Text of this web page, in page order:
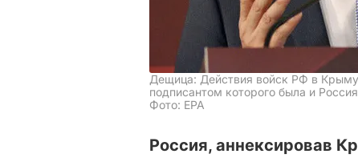
Дещица: Действия войск РФ в
подписантом которого была и Россия
Фото: EPA
Россия, аннексировав